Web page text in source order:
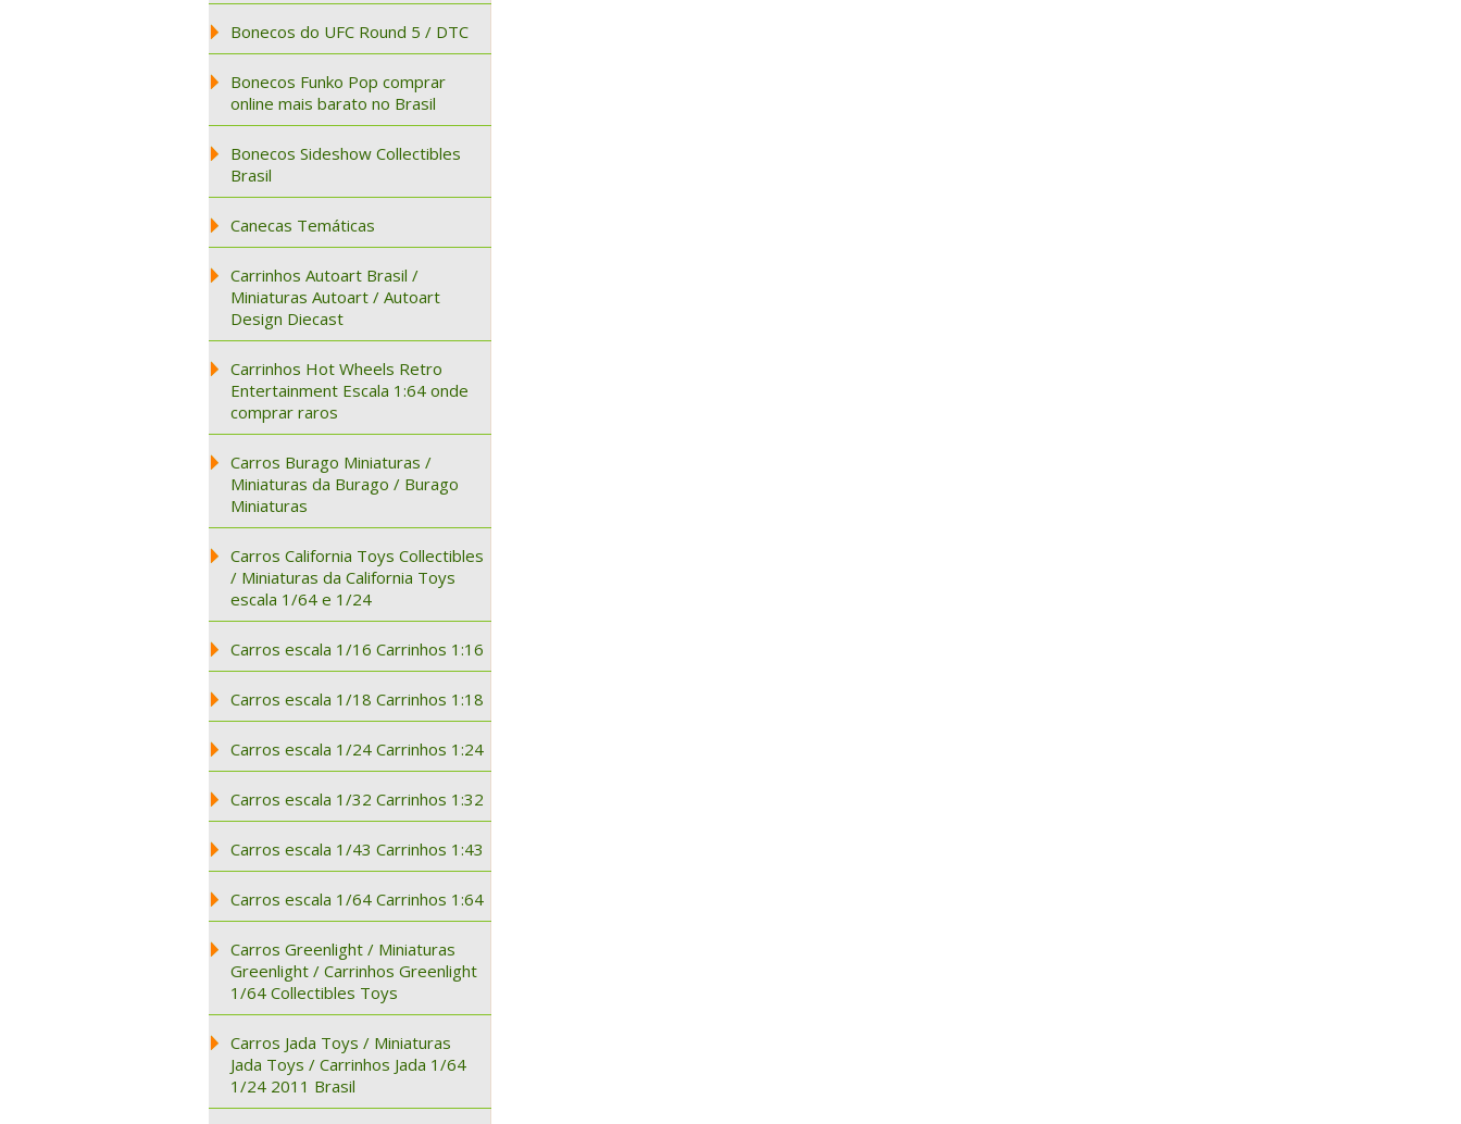
Bonecos do UFC Round 5 / DTC
Bonecos Funko Pop comprar
online mais barato no Brasil
Bonecos Sideshow Collectibles
Brasil
Canecas Temáticas
Carrinhos Autoart Brasil /
Miniaturas Autoart / Autoart
Design Diecast
Carrinhos Hot Wheels Retro
Entertainment Escala 1:64 onde
comprar raros
Carros Burago Miniaturas /
Miniaturas da Burago / Burago
Miniaturas
Carros California Toys Collectibles
/ Miniaturas da California Toys
escala 1/64 e 1/24
Carros escala 1/16 Carrinhos 1:16
Carros escala 1/18 Carrinhos 1:18
Carros escala 1/24 Carrinhos 1:24
Carros escala 1/32 Carrinhos 1:32
Carros escala 1/43 Carrinhos 1:43
Carros escala 1/64 Carrinhos 1:64
Carros Greenlight / Miniaturas
Greenlight / Carrinhos Greenlight
1/64 Collectibles Toys
Carros Jada Toys / Miniaturas
Jada Toys / Carrinhos Jada 1/64
1/24 2011 Brasil